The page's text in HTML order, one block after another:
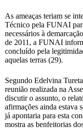
As ameaças teriam se
Técnico pela FUNAI
necessários à
de 2011, a FUNAI
concluído pela
aquelas terras (29).
Segundo Edelvina
reunião realizada na
discutir o assunto, o
afirmações ainda estava
já apontaria para esta
mostra as benfeitorias